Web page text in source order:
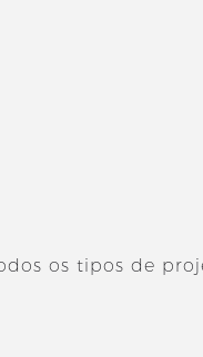
os tipos de